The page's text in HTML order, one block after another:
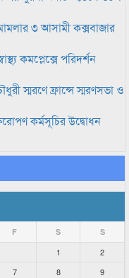
৩ আসামী কক্সবাজার
কমপ্লেক্সে পরিদর্শন
স্মরণে ফ্রান্সে স্মরণসভা ও
কর্মসূচির উদ্বোধন
F S S
1
2
7 8
9